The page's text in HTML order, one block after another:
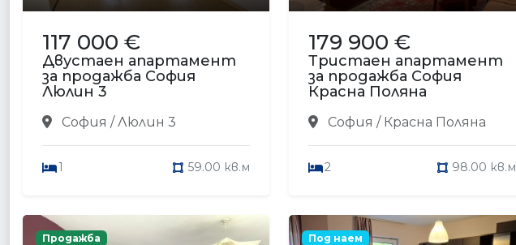
117 000 €
Двустаен апартамент
за продажба София
Люлин 3
София / Люлин 3
1 59.00 кв.м
179 900 €
Тристаен апартамент
за продажба София
Красна Поляна
София / Красна Поляна
2 98.00 кв.м
Продажба Под наем